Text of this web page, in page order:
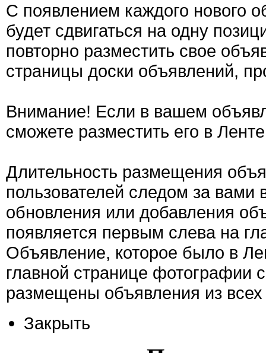
С появлением каждого нового
будет сдвигаться на одну
повторно разместить свое
страницы доски объявлений,
Внимание! Если в вашем
сможете разместить его в
Длительность размещения
пользователей следом за вами
обновления или добавления
появляется первым слева на
Объявление, которое было в
главной странице фотографии
размещены объявления из всех
Закрыть